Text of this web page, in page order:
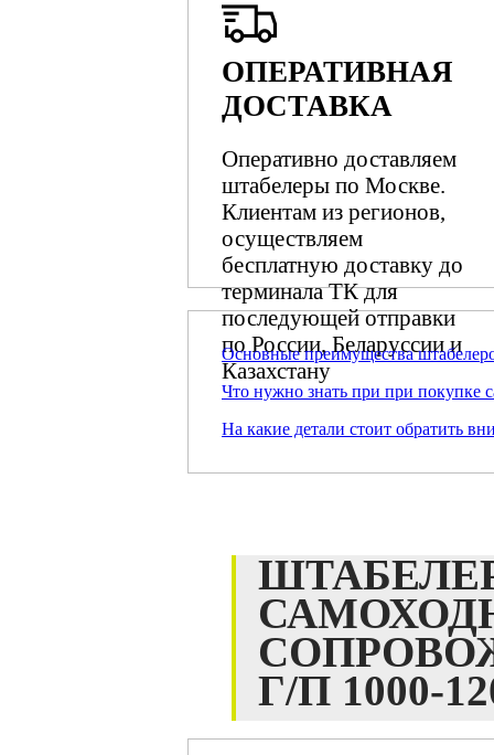
ОПЕРАТИВНАЯ
ДОСТАВКА
Оперативно доставляем
штабелеры по Москве.
Клиентам из регионов,
осуществляем
бесплатную доставку до
терминала ТК для
последующей отправки
по России, Беларуссии и
Казахстану
Основные преимущества
Что нужно знать при при покупке
На какие детали стоит обратить
Г/П 1000-